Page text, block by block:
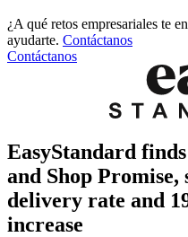
¿A qué retos empresariales te
ayudarte. Contáctanos
Contáctanos
EasyStandard
and Shop Promise,
delivery rate and
increase